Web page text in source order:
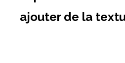
ajouter de la